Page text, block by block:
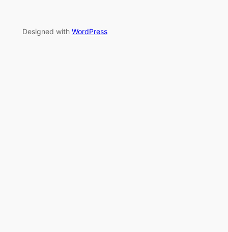
Designed with WordPress